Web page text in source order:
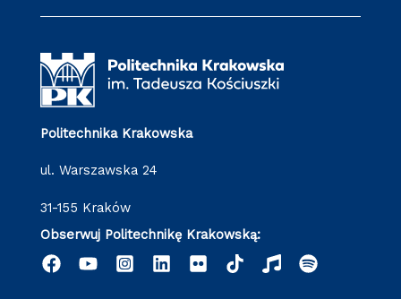
Politechnika Krakowska
ul. Warszawska 24
31-155 Kraków
Obserwuj Politechnikę Krakowską: